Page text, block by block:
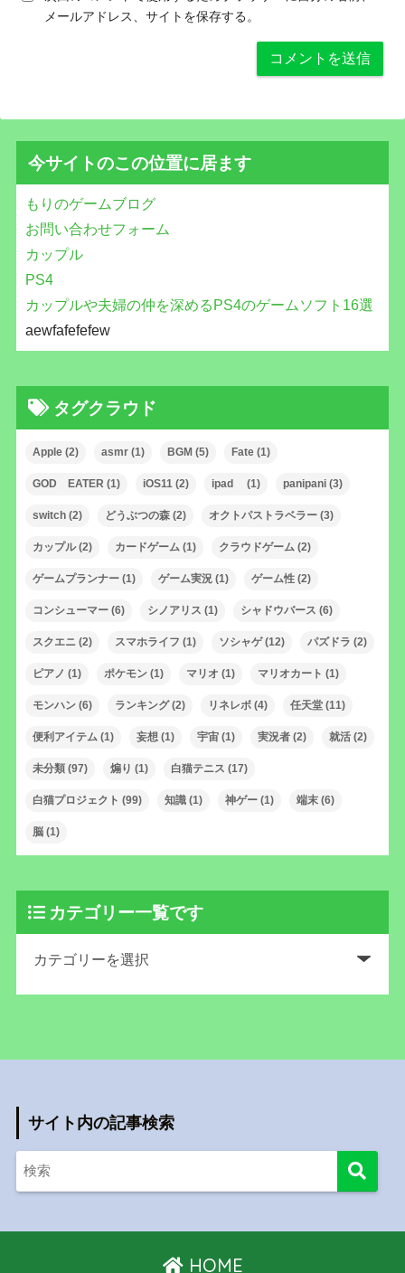
メールアドレス、サイトを保存する。
今サイトのこの位置に居ます
もりのゲームブログ
お問い合わせフォーム
カップル
PS4
カップルや夫婦の仲を深めるPS4のゲームソフト16選
aewfafefefew
タグクラウド
Apple(2) asmr(1) BGM (5) Fate(1)
GOD EATER (1) iOS11(2) ipad (1) panipani(3)
switch(2) どうぶつの森(2) オクトパストラベラー(3)
カップル(2) カードゲーム(1) クラウドゲーム(2)
ゲームプランナー(1) ゲーム実況(1) ゲーム性(2)
コンシューマー(6) シノアリス (1) シャドウバース (6)
スクエニ(2) スマホライフ (1) ソシャゲ(12) パズドラ (2)
ピアノ (1) ポケモン(1) マリオ (1) マリオカート (1)
モンハン(6) ランキング(2) リネレボ(4) 任天堂(11)
便利アイテム(1) 妄想(1) 宇宙(1) 実況者(2) 就活(2)
未分類(97) 煽り (1) 白猫テニス (17)
白猫プロジェクト (99) 知識(1) 神ゲー(1) 端末(6)
脳(1)
カテゴリー一覧です
サイト内の記事検索
HOME